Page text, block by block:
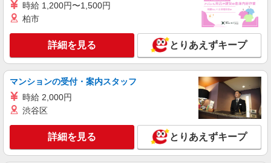
ましたら、ご相談いただければ希望条件に合うか
の確認もいたします。 ★時間外手当別途支給 ★上
記金額は働きがい向上手当を含みます。 ★働きが
い向上手当※26年6月改定（地域により異なる）
社会保険加入者は更に＋50円
東京都練馬区中村南3丁目23-11
詳細を見る
アルバイト パート
コンパスグループ・ジャパン株式会社 39599_p
調理補助【アルバイト・パート】
分単位で別途支給します。
石神井クラシック・コミュニティ （東京都練
馬区石神井台7-16-11）
時給 1,200円〜1,500円
柏市
詳細を見る とりあえずキープ
マンションの受付・案内スタッフ
時給 2,000円
渋谷区
詳細を見る とりあえずキープ